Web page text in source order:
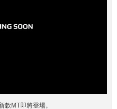
款MT即將登場。